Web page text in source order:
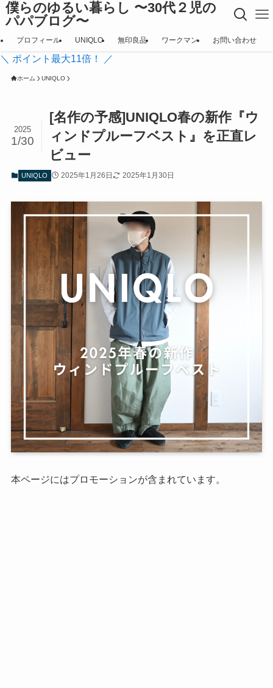
僕らのゆるい暮らし 〜30代２児の
パパブログ〜
プロフィール UNIQLO 無印良品 ワークマン お問い合わせ
＼ ポイント最大11倍！ ／
ホーム UNIQLO
[名作の予感]UNIQLO春の新作『ウ
ィンドプルーフベスト』を正直レ
ビュー
2025
1/30
UNIQLO 2025年1月26日 2025年1月30日
本ページにはプロモーションが含まれています。